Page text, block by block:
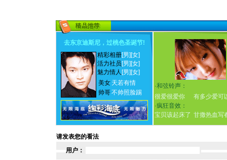
去东京迪斯尼，过桃色圣诞节!
精彩相册[男] [女]
活力社员 [男] [女]
魅力情人 [男] [女]
美女 天若有情
帅哥不帅照脸踢
·和弦铃声：
很爱很爱你
有多少爱可
·疯狂音效：
宝贝该起床了 甘撒热血写
请发表您的看法
用户：